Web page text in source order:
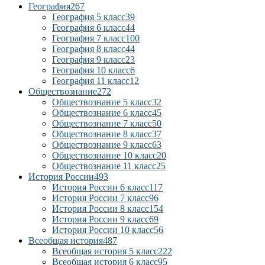
География267
География 5 класс39
География 6 класс44
География 7 класс100
География 8 класс44
География 9 класс23
География 10 класс6
География 11 класс12
Обществознание272
Обществознание 5 класс32
Обществознание 6 класс45
Обществознание 7 класс50
Обществознание 8 класс37
Обществознание 9 класс63
Обществознание 10 класс20
Обществознание 11 класс25
История России493
История России 6 класс117
История России 7 класс96
История России 8 класс154
История России 9 класс69
История России 10 класс56
Всеобщая история487
Всеобщая история 5 класс222
Всеобщая история 6 класс95